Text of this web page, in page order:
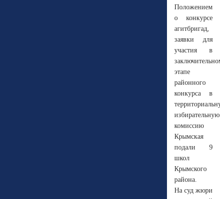
Положением
о конкурсе
агитбригад,
заявки для
участия в
этапе
районного
конкурса в
избирательную
комиссию
Крымская
подали 9
школ
Крымского
района.
На суд жюри